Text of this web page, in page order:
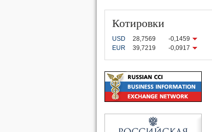
Котировки
USD 28,7569
-0,1459
EUR
39,7219 -0,0917